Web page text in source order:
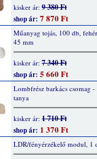
kisker ár: 9 380 Ft
shop ár: 7 870 Ft
Műanyag tojás, 100 db,
45 mm
kisker ár: 7 340 Ft
shop ár: 5 660 Ft
Lombfrész barkács csomag
tanya
kisker ár: 1 710 Ft
shop ár: 1 370 Ft
LDR/fényérzékelő modul, 1